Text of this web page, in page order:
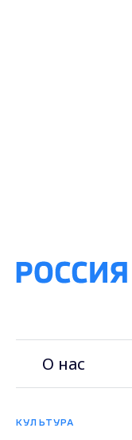
О нас
КУЛЬТУРА